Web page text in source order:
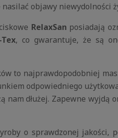
objawy niewydolności
RelaxSan posiadają
, co gwarantuje, że są
to najprawdopodobniej
odpowiedniego
nam dłużej. Zapewne
o sprawdzonej jakości,